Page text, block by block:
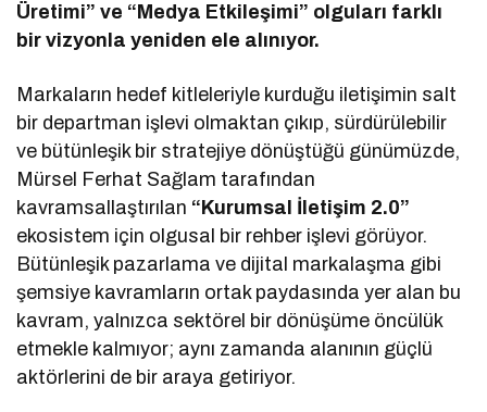
Üretimi” ve “Medya Etkileşimi” olguları farklı
bir vizyonla yeniden ele alınıyor.
Markaların hedef kitleleriyle kurduğu iletişimin salt
bir departman işlevi olmaktan çıkıp, sürdürülebilir
ve bütünleşik bir stratejiye dönüştüğü günümüzde,
Mürsel Ferhat Sağlam tarafından
kavramsallaştırılan “Kurumsal İletişim 2.0”
ekosistem için olgusal bir rehber işlevi görüyor.
Bütünleşik pazarlama ve dijital markalaşma gibi
şemsiye kavramların ortak paydasında yer alan bu
kavram, yalnızca sektörel bir dönüşüme öncülük
etmekle kalmıyor; aynı zamanda alanının güçlü
aktörlerini de bir araya getiriyor.